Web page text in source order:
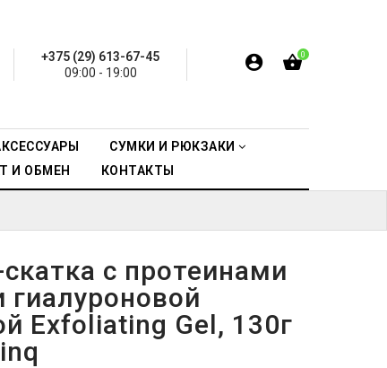
+375 (29) 613-67-45
09:00 - 19:00
0
СУМКИ И РЮКЗАКИ
И ОБМЕН КОНТАКТЫ
с протеинами
гиалуроновой
Exfoliating Gel, 130г